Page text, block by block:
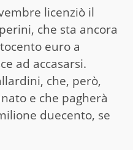
licenziò il
che sta ancora
euro a
ad accasarsi.
che, però,
e che pagherà
duecento, se